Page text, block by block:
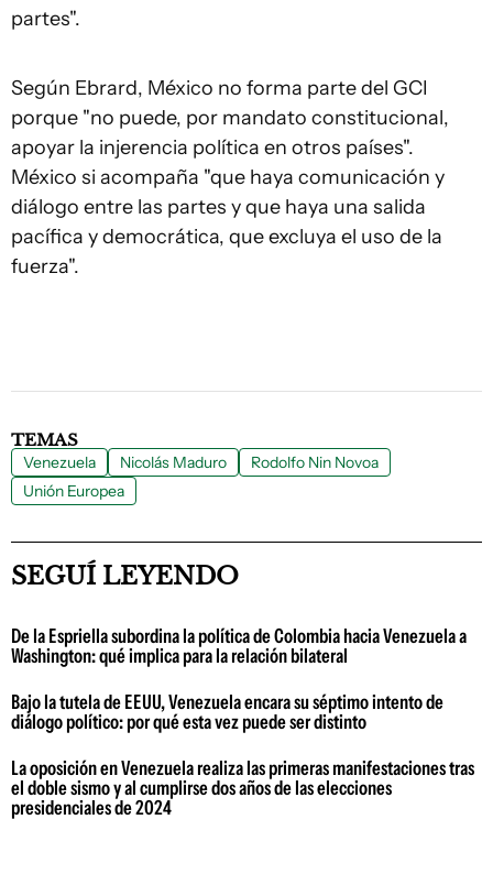
partes".
Según Ebrard, México no forma parte del GCI
porque "no puede, por mandato constitucional,
apoyar la injerencia política en otros países".
México si acompaña "que haya comunicación y
diálogo entre las partes y que haya una salida
pacífica y democrática, que excluya el uso de la
fuerza".
TEMAS
Venezuela Nicolás Maduro
Rodolfo Nin Novoa
Unión Europea
SEGUÍ LEYENDO
De la Espriella subordina la política de Colombia hacia Venezuela a
Washington: qué implica para la relación bilateral
Bajo la tutela de EEUU, Venezuela encara su séptimo intento de
diálogo político: por qué esta vez puede ser distinto
La oposición en Venezuela realiza las primeras manifestaciones tras
el doble sismo y al cumplirse dos años de las elecciones
presidenciales de 2024